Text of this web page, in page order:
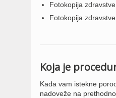
Fotokopija
Fotokopija
Koja je
Kada vam istekne
nadoveže na